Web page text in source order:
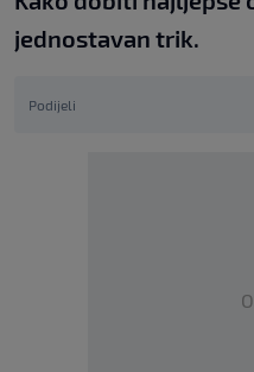
jednostavan trik.
Podijeli